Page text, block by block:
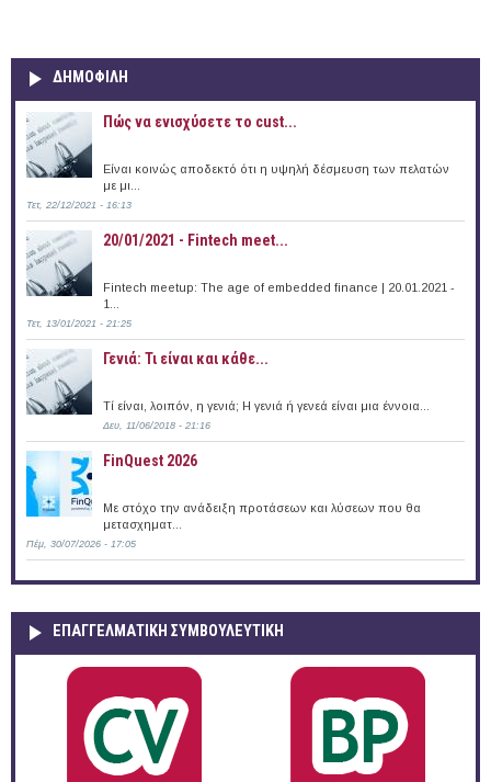
ΔΗΜΟΦΙΛΗ
Πώς να ενισχύσετε το cust...
Είναι κοινώς αποδεκτό ότι η υψηλή δέσμευση των πελατών
με μι...
Τετ, 22/12/2021 - 16:13
20/01/2021 - Fintech meet...
Fintech meetup: The age of embedded finance | 20.01.2021 -
1...
Τετ, 13/01/2021 - 21:25
Γενιά: Τι είναι και κάθε...
Τί είναι, λοιπόν, η γενιά; Η γενιά ή γενεά είναι μια έννοια...
Δευ, 11/06/2018 - 21:16
FinQuest 2026
Με στόχο την ανάδειξη προτάσεων και λύσεων που θα
μετασχηματ...
Πέμ, 30/07/2026 - 17:05
ΕΠΑΓΓΕΛΜΑΤΙΚΉ ΣΥΜΒΟΥΛΕΥΤΙΚΉ